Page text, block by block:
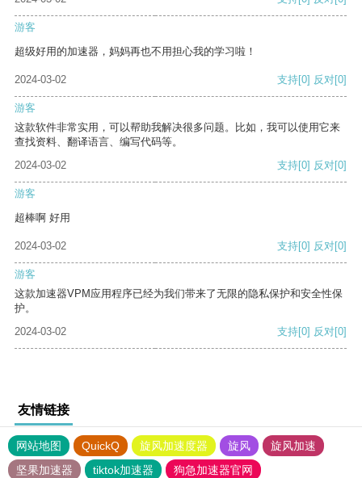
游客
超级好用的加速器，妈妈再也不用担心我的学习啦！
2024-03-02 支持[0] 反对[0]
游客
这款软件非常实用，可以帮助我解决很多问题。比如，我可以使用它来
查找资料、翻译语言、编写代码等。
2024-03-02
支持[0] 反对[0]
游客
超棒啊 好用
2024-03-02 支持[0] 反对[0]
游客
这款加速器VPM应用程序已经为我们带来了无限的隐私保护和安全性保
护。
2024-03-02
支持[0] 反对[0]
友情链接
网站地图 QuickQ 旋风加速度器 旋风
旋风加速
坚果加速器
tiktok加速器 狗急加速器官网